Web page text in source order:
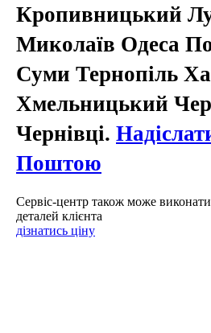
Кропивницький
Миколаїв Одеса
Суми Тернопіль
Хмельницький
Чернівці.
Поштою
Сервіс-центр також може
деталей клієнта
дізнатись ціну